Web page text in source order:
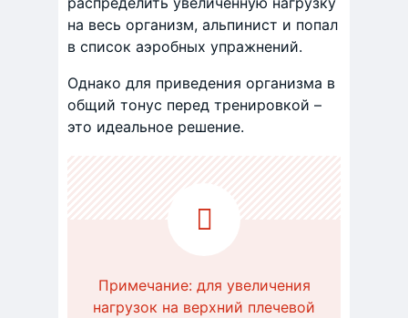
на весь организм, альпинист и попал
в список аэробных упражнений.
Однако для приведения организма в
общий тонус перед тренировкой –
это идеальное решение.
Примечание: для увеличения
нагрузок на верхний плечевой